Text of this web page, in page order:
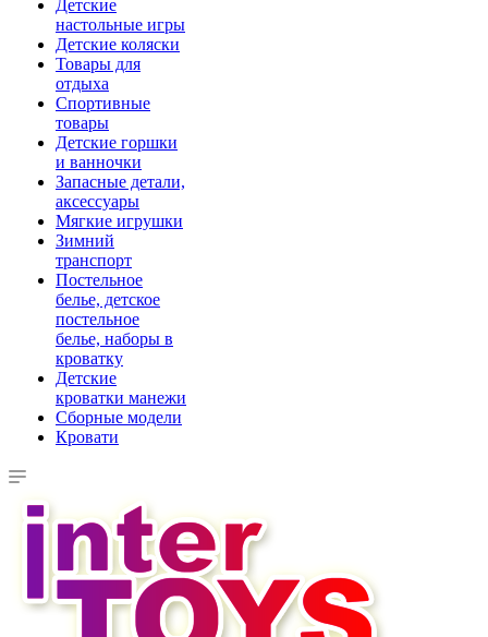
Детские
настольные игры
Детские коляски
Товары для
отдыха
Спортивные
товары
Детские горшки
и ванночки
Запасные детали,
аксессуары
Мягкие игрушки
Зимний
транспорт
Постельное
белье, детское
постельное
белье, наборы в
кроватку
Детские
кроватки манежи
Сборные модели
Кровати